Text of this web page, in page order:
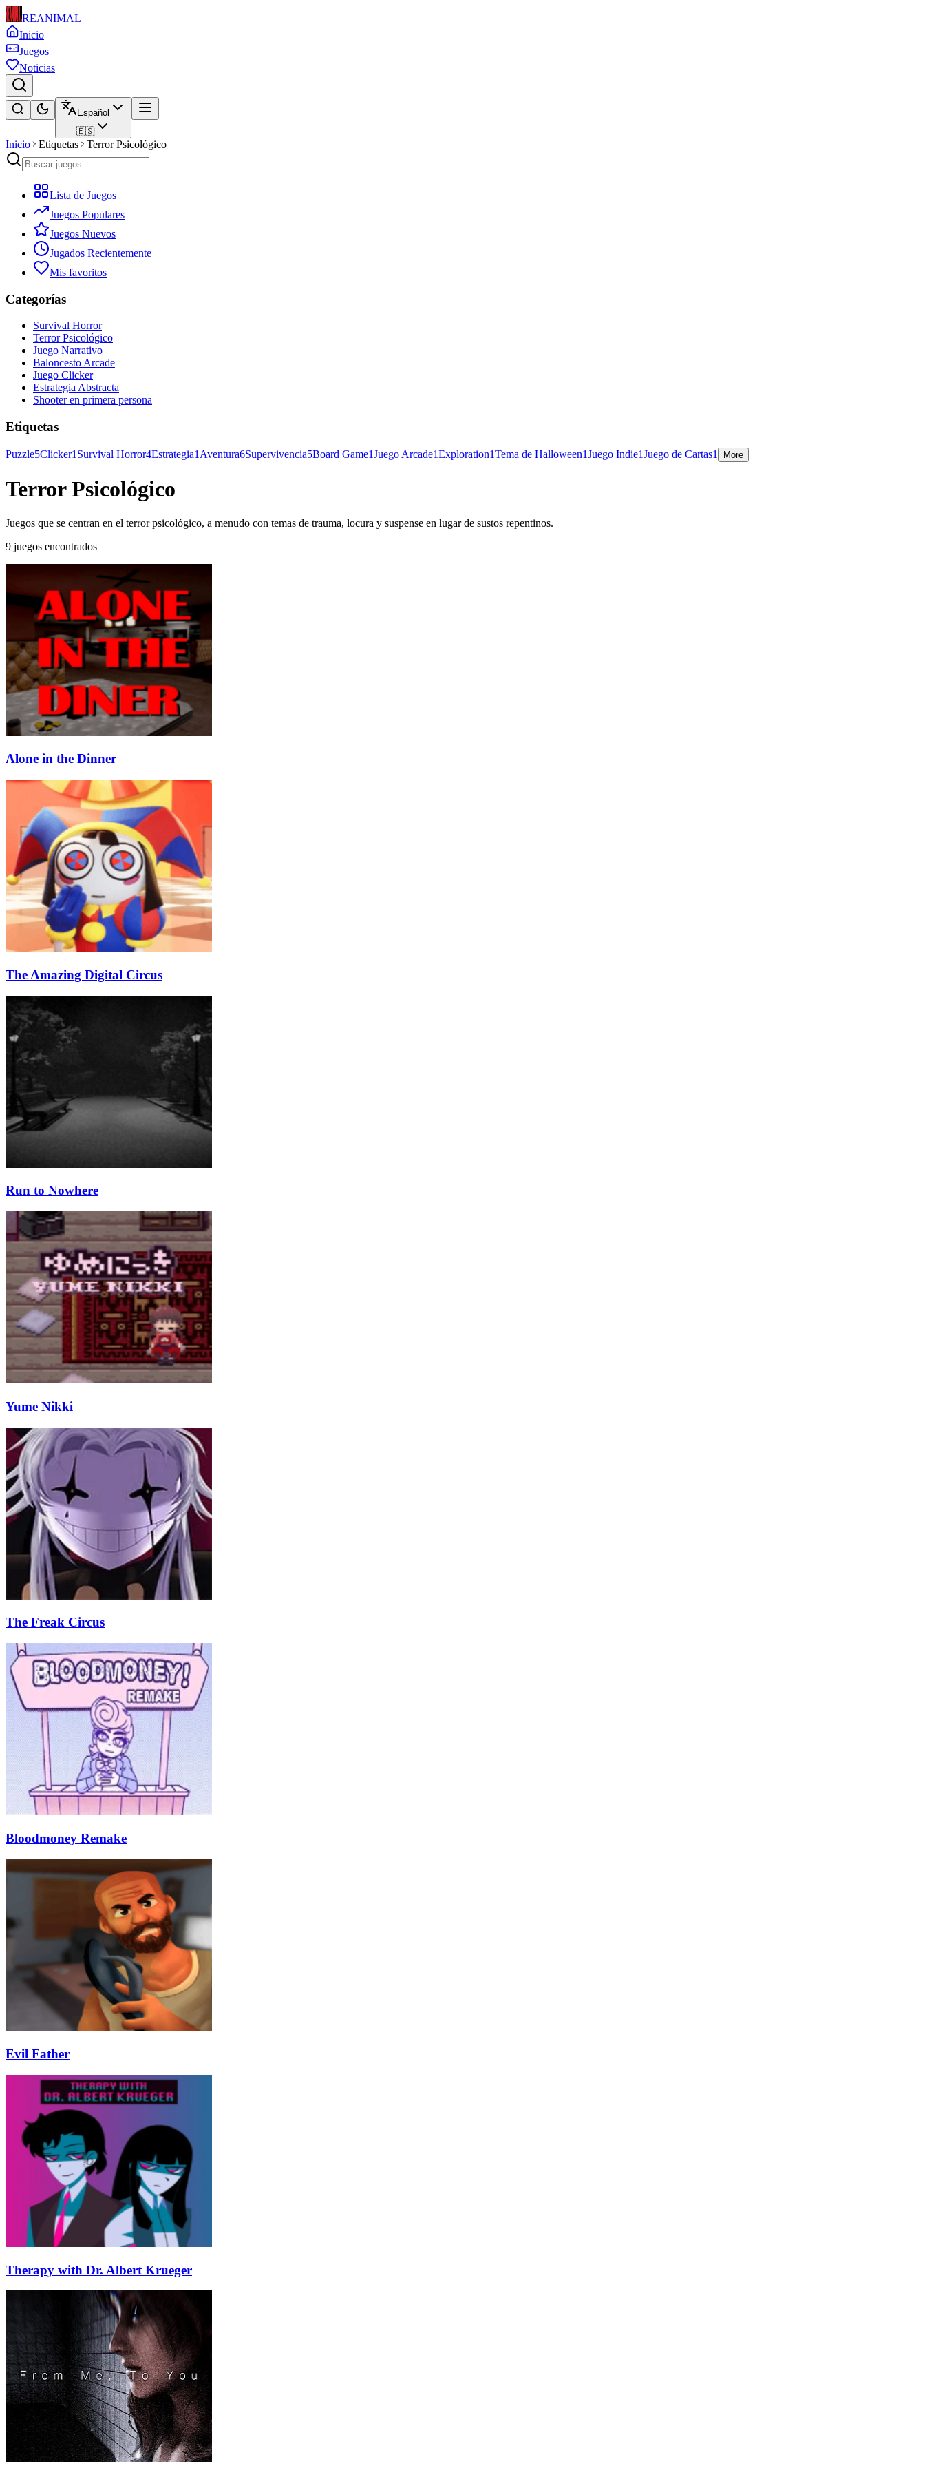
REANIMAL
Inicio
Juegos
Noticias
Español
🇪🇸
Inicio Etiquetas Terror Psicológico
Lista de Juegos
Juegos Populares
Juegos Nuevos
Jugados Recientemente
Mis favoritos
Categorías
Survival Horror
Terror Psicológico
Juego Narrativo
Baloncesto Arcade
Juego Clicker
Estrategia Abstracta
Shooter en primera persona
Etiquetas
Puzzle5Clicker1 Survival Horror4Estrategia1 Aventura6Supervivencia5Board Game1Juego Arcade1Exploration1Tema de Halloween1Juego Indie1Juego de Cartas1 More
Terror Psicológico
Juegos que se centran en el terror psicológico, a menudo con temas de trauma, locura y suspense en lugar de sustos repentinos.
9 juegos encontrados
Alone in the Dinner
The Amazing Digital Circus
Run to Nowhere
Yume Nikki
The Freak Circus
Bloodmoney Remake
Evil Father
Therapy with Dr. Albert Krueger